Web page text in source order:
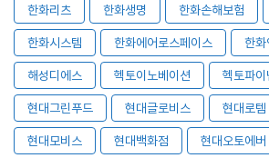
한화리츠 한화생명 한화손해보험
한화시스템 한화에어로스페이스 한화
해성디에스 헥토이노베이션 헥토파이
현대그린푸드 현대글로비스 현대로템
현대모비스 현대백화점 현대오토에버